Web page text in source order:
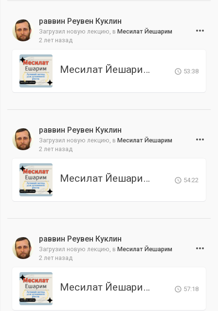
раввин Реувен Куклин
Загрузил новую лекцию, в Месилат Йешарим
2 лет назад
Месилат Йешарим. Урок 11 53:38
раввин Реувен Куклин
Загрузил новую лекцию, в Месилат Йешарим
2 лет назад
Месилат Йешарим. Урок 10 54:22
раввин Реувен Куклин
Загрузил новую лекцию, в Месилат Йешарим
2 лет назад
Месилат Йешарим. Урок 9 57:18